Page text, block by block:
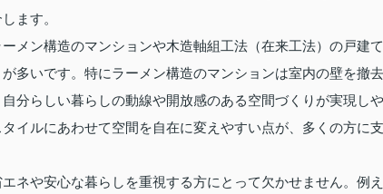
ます。
メン構造のマンションや木造軸組工法（在来工法）の戸建て
多いです。特にラーメン構造のマンションは室内の壁を撤去
分らしい暮らしの動線や開放感のある空間づくりが実現しや
イルにあわせて空間を自在に変えやすい点が、多くの方に支
ネや安心な暮らしを重視する方にとって欠かせません。例え